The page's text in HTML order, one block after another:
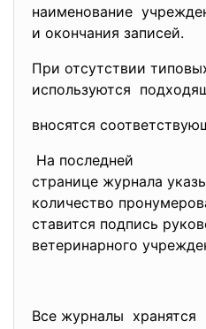
наименование
и окончания записей.
При отсутствии
используются
вносятся
На последней
странице журнала
количество
ставится подпись
ветеринарного
Все журналы хранятся